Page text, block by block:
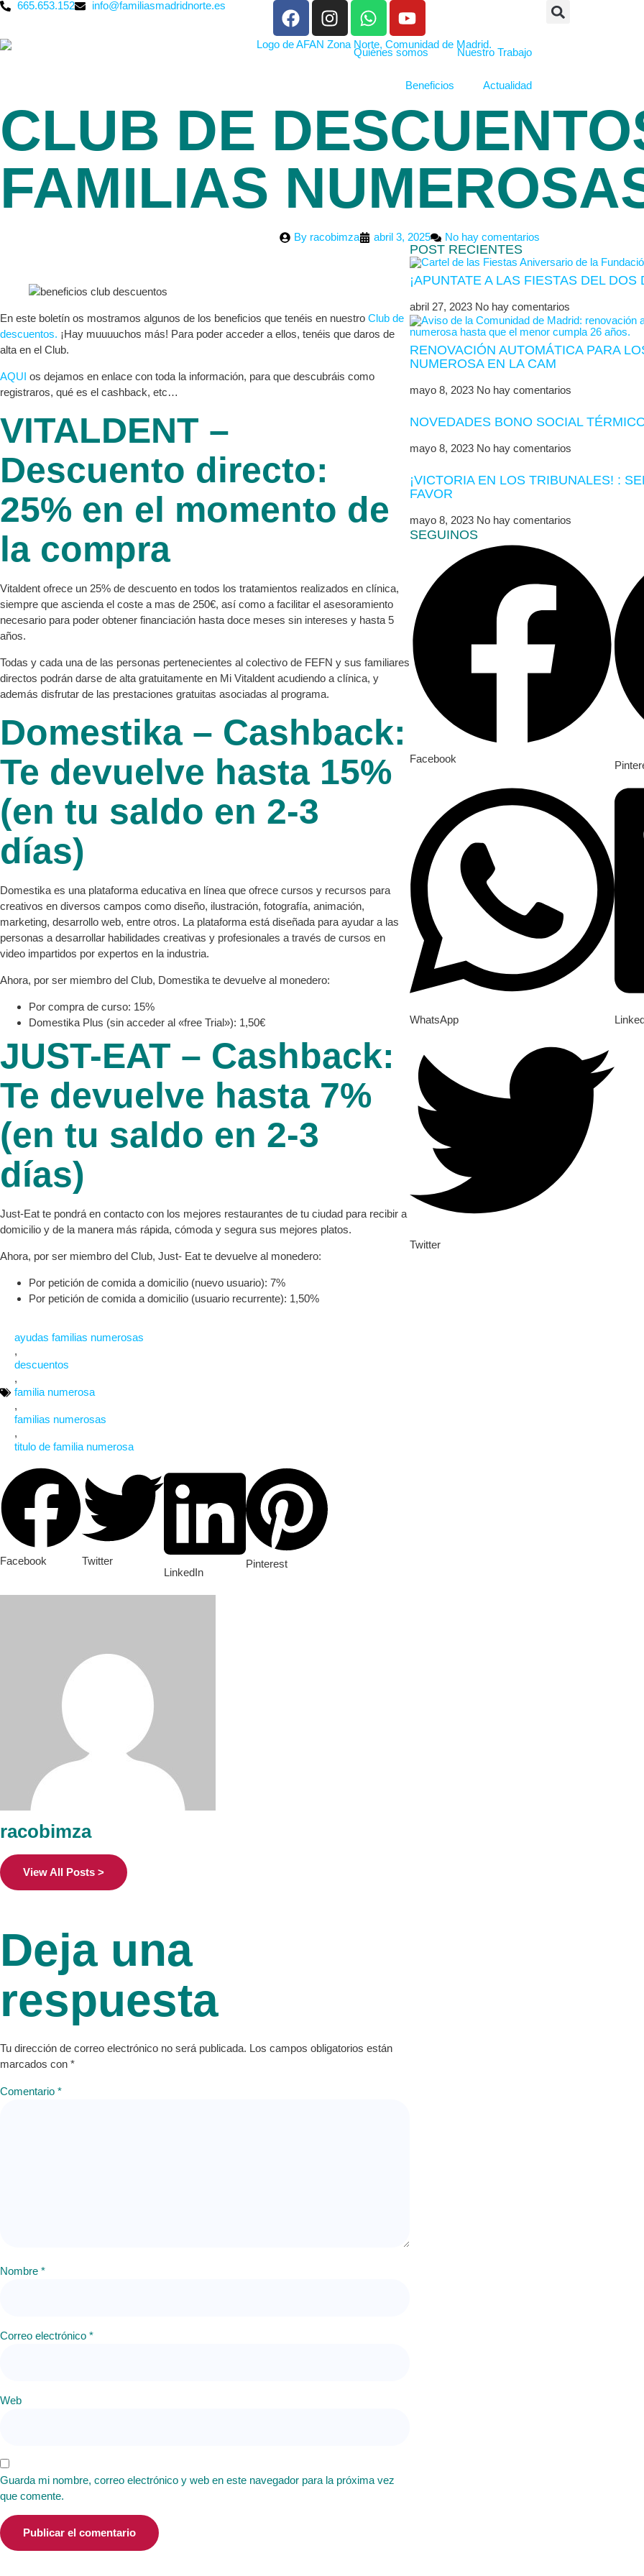
665.653.152 info@familiasmadridnorte.es
Quiénes somos Nuestro Trabajo
Beneficios Actualidad
CLUB DE
FAMILIAS
By racobimza abril 3, 2025 No hay comentarios
En este boletín os mostramos algunos de los beneficios que tenéis en nuestro Club de
descuentos. ¡Hay muuuuchos más! Para poder acceder a ellos, tenéis que daros de
alta en el Club.
AQUI os dejamos en enlace con toda la información, para que descubráis como
registraros, qué es el cashback, etc…
VITALDENT –
Descuento directo:
25% en el momento de
la compra
Vitaldent ofrece un 25% de descuento en todos los tratamientos realizados en clínica,
siempre que ascienda el coste a mas de 250€, así como a facilitar el asesoramiento
necesario para poder obtener financiación hasta doce meses sin intereses y hasta 5
años.
Todas y cada una de las personas pertenecientes al colectivo de FEFN y sus familiares
directos podrán darse de alta gratuitamente en Mi Vitaldent acudiendo a clínica, y
además disfrutar de las prestaciones gratuitas asociadas al programa.
Domestika – Cashback:
Te devuelve hasta 15%
(en tu saldo en 2-3
días)
Domestika es una plataforma educativa en línea que ofrece cursos y recursos para
creativos en diversos campos como diseño, ilustración, fotografía, animación,
marketing, desarrollo web, entre otros. La plataforma está diseñada para ayudar a las
personas a desarrollar habilidades creativas y profesionales a través de cursos en
video impartidos por expertos en la industria.
Ahora, por ser miembro del Club, Domestika te devuelve al monedero:
Por compra de curso: 15%
Domestika Plus (sin acceder al «free Trial»): 1,50€
JUST-EAT – Cashback:
Te devuelve hasta 7%
(en tu saldo en 2-3
días)
Just-Eat te pondrá en contacto con los mejores restaurantes de tu ciudad para recibir a
domicilio y de la manera más rápida, cómoda y segura sus mejores platos.
Ahora, por ser miembro del Club, Just- Eat te devuelve al monedero:
Por petición de comida a domicilio (nuevo usuario): 7%
Por petición de comida a domicilio (usuario recurrente): 1,50%
ayudas familias numerosas
,
descuentos
,
familia numerosa
,
familias numerosas
,
titulo de familia numerosa
Facebook
Twitter
LinkedIn
Pinterest
racobimza
View All Posts >
Deja una
respuesta
Tu dirección de correo electrónico no será publicada. Los campos obligatorios están
marcados con *
Comentario *
Nombre *
Correo electrónico *
Web
Guarda mi nombre, correo electrónico y web en este navegador para la próxima vez
que comente.
POST RECIENTES
¡APUNTATE A LAS FIESTAS DEL
abril 27, 2023 No hay comentarios
RENOVACIÓN AUTOMÁTICA PARA
NUMEROSA EN LA CAM
mayo 8, 2023 No hay comentarios
NOVEDADES BONO SOCIAL
mayo 8, 2023 No hay comentarios
¡VICTORIA EN LOS TRIBUNALES! :
FAVOR
mayo 8, 2023 No hay comentarios
SEGUINOS
Facebook
WhatsApp
Twitter